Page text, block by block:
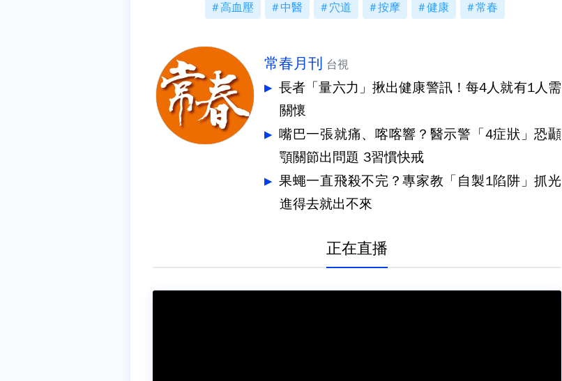
高血壓 中醫 穴道 按摩 健康 常春
常春月刊 台視
長者「量六力」揪出健康警訊！每4人就有1人需
關懷
嘴巴一張就痛、喀喀響？醫示警「4症狀」恐顳
顎關節出問題 3習慣快戒
果蠅一直飛殺不完？專家教「自製1陷阱」抓光
進得去就出不來
正在直播